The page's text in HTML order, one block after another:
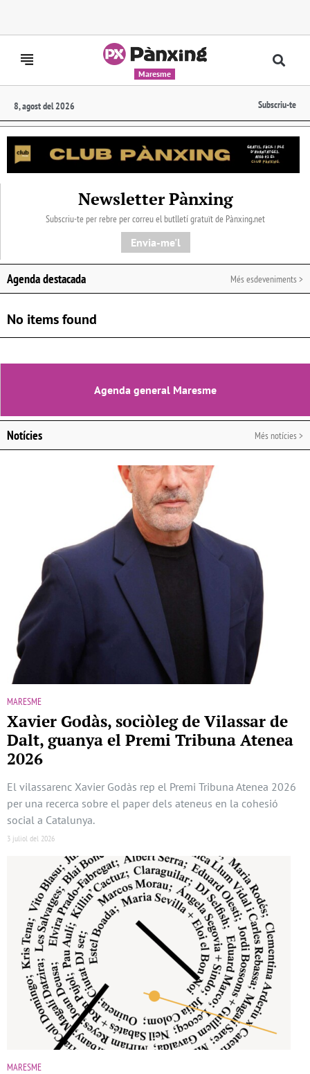
Maresme
8, agost del 2026 Subscriu-te
Newsletter Pànxing
Subscriu-te per rebre per correu el butlletí gratuït de Pànxing.net​
Envia-me'l
Agenda destacada Més esdeveniments >
No items found
Agenda general Maresme
Notícies Més notícies >
MARESME
Xavier Godàs, sociòleg de Vilassar de
Dalt, guanya el Premi Tribuna Atenea
2026
El vilassarenc Xavier Godàs rep el Premi Tribuna Atenea 2026
per una recerca sobre el paper dels ateneus en la cohesió
social a Catalunya.
3 juliol del 2026
MARESME